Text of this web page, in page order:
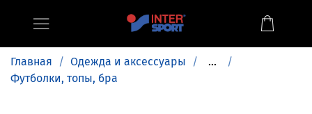
Главная Одежда и аксессуары
...
Футболки, топы, бра